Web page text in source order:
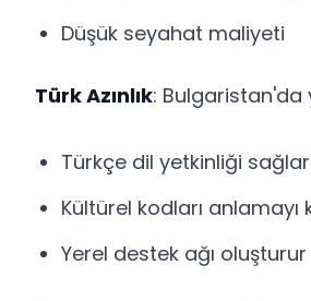
Düşük seyahat maliyeti
Türk Azınlık: Bulgaristan'da
Türkçe dil yetkinliği sağlar
Kültürel kodları anlamayı
Yerel destek ağı oluşturur